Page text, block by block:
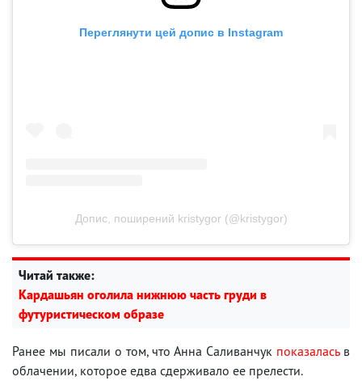
Переглянути цей допис в Instagram
Допис, поширений kristygor (@kristygor)
Читай также:
Кардашьян оголила нижнюю часть груди в
футуристическом образе
Ранее мы писали о том, что Анна Саливанчук показаласьв
облачении, которое едва сдерживало ее прелести.